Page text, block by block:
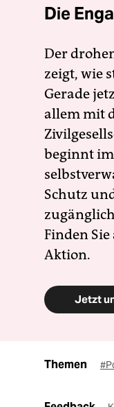
Die
Der
zeigt, wie
Gerade
allem mit
beginnt
Schutz
Finden
Aktion.
Jetzt
Themen